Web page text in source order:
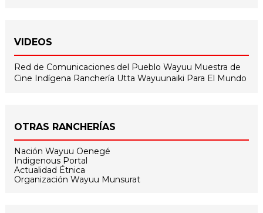
VIDEOS
Red de Comunicaciones del Pueblo Wayuu Muestra de
Cine Indígena Ranchería Utta Wayuunaiki Para El Mundo
OTRAS RANCHERÍAS
Nación Wayuu Oenegé
Indigenous Portal
Actualidad Étnica
Organización Wayuu Munsurat